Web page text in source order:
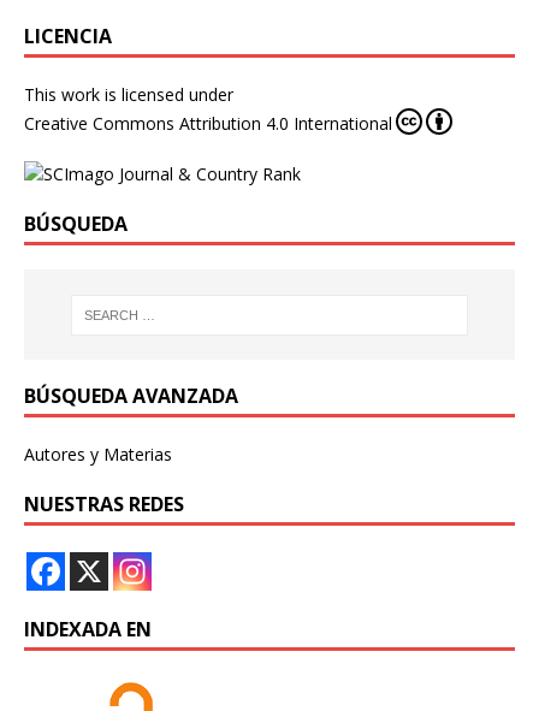
LICENCIA
This work is licensed under
Creative Commons Attribution 4.0 International
BÚSQUEDA
BÚSQUEDA AVANZADA
Autores y Materias
NUESTRAS REDES
INDEXADA EN